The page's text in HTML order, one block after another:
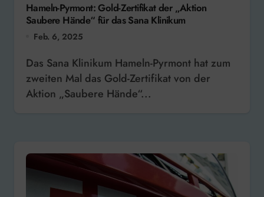
Hameln-Pyrmont: Gold-Zertifikat der „Aktion
Saubere Hände“ für das Sana Klinikum
Feb. 6, 2025
Das Sana Klinikum Hameln-Pyrmont hat zum
zweiten Mal das Gold-Zertifikat von der
Aktion „Saubere Hände“...